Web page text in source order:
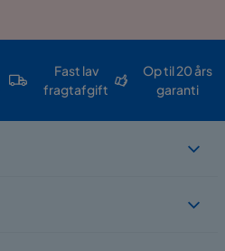
Fast lav
fragtafgift
Op til 20 års
garanti